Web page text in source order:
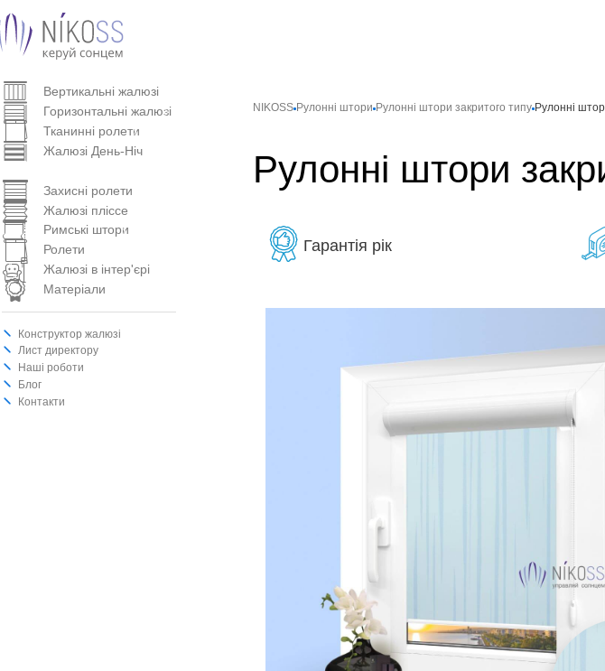
Вертикальнi жалюзi
Горизонтальні жалюзі
Тканинні ролети
Жалюзі День-Ніч
Захисні ролети
Жалюзі пліссе
Римські штори
Ролети
Жалюзі в інтер'єрі
Матеріали
Конструктор жалюзі
Лист директору
Наші роботи
Блог
Контакти
NIKOSS Рулонні штори Рулонні штори закритого типу Рулонні
Рулонні штори
Гарантія рік